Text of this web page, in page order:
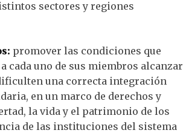
sectores y regiones
promover las condiciones que
cada uno de sus miembros alcanzar
una correcta integración
en un marco de derechos y
la vida y el patrimonio de los
de las instituciones del sistema